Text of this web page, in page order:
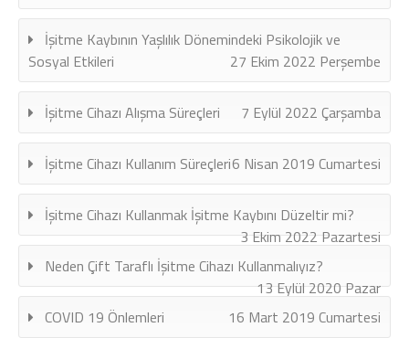
İşitme Kaybının Yaşlılık Dönemindeki Psikolojik ve
Sosyal Etkileri
27 Ekim 2022 Perşembe
İşitme Cihazı Alışma Süreçleri 7 Eylül 2022 Çarşamba
İşitme Cihazı Kullanım Süreçleri6 Nisan 2019 Cumartesi
İşitme Cihazı Kullanmak İşitme Kaybını Düzeltir mi?
3 Ekim 2022 Pazartesi
Neden Çift Taraflı İşitme Cihazı Kullanmalıyız?
13 Eylül 2020 Pazar
COVID 19 Önlemleri
16 Mart 2019 Cumartesi